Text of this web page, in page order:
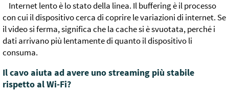
Internet lento è lo stato della linea. Il buffering è il processo
con cui il dispositivo cerca di coprire le variazioni di internet. Se
il video si ferma, significa che la cache si è svuotata, perché i
dati arrivano più lentamente di quanto il dispositivo li
consuma.
Il cavo aiuta ad avere uno streaming più stabile
rispetto al Wi-Fi?